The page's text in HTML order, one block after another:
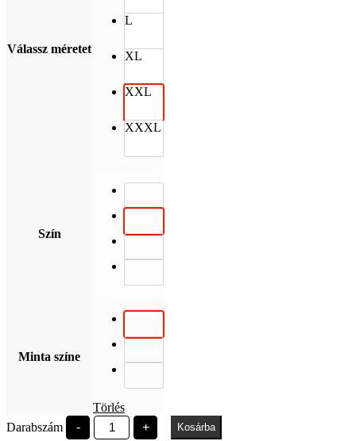
Válassz méretet
L
XL
XXL
XXXL
Szín
Minta színe
Törlés
Darabszám
-
University
of
+ Kosárba